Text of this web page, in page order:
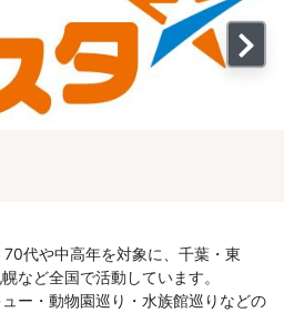
代や中高年を対象に、千葉・東
など全国で活動しています。
ー・動物園巡り・水族館巡りなどの